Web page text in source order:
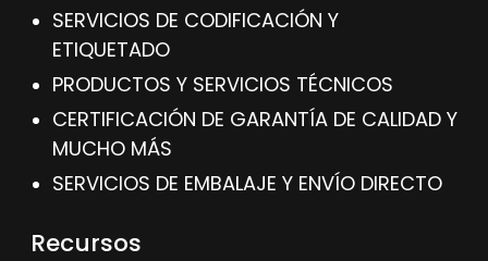
SERVICIOS DE CODIFICACIÓN Y
ETIQUETADO
PRODUCTOS Y SERVICIOS TÉCNICOS
CERTIFICACIÓN DE GARANTÍA DE CALIDAD Y
MUCHO MÁS
SERVICIOS DE EMBALAJE Y ENVÍO DIRECTO
Recursos